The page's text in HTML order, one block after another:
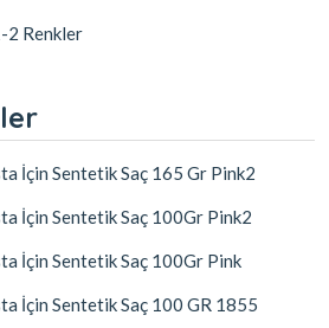
2 Renkler
İçin Sentetik Saç 165 Gr Pink2
İçin Sentetik Saç 100Gr Pink2
İçin Sentetik Saç 100Gr Pink
İçin Sentetik Saç 100 GR 1855